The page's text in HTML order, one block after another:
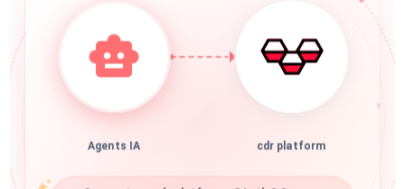
Agents IA cdr platform